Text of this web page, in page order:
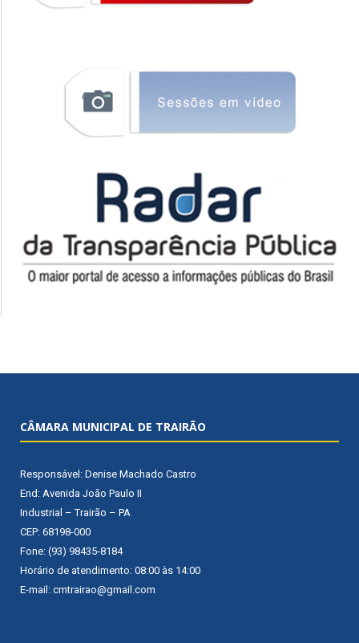
CÂMARA MUNICIPAL DE TRAIRÃO
Responsável: Denise Machado Castro
End: Avenida João Paulo II
Industrial – Trairão – PA
CEP: 68198-000
Fone: (93) 98435-8184
Horário de atendimento: 08:00 às 14:00
E-mail: cmtrairao@gmail.com